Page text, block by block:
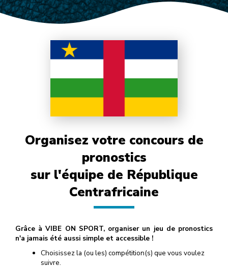
Organisez votre concours de
pronostics
sur l'équipe de République
Centrafricaine
Grâce à VIBE ON SPORT, organiser un jeu de pronostics
n'a jamais été aussi simple et accessible !
Choisissez la (ou les) compétition(s) que vous voulez
suivre.